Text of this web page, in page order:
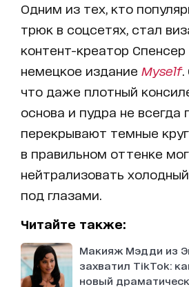
Одним из тех, кто
трюк в соцсетях, стал
контент-креатор
немецкое издание Myself.
что даже плотный
основа и пудра не всегда
перекрывают темные
в правильном оттенке
нейтрализовать
под глазами.
Читайте также:
Макияж Мэдди из
захватил TikTok:
новый